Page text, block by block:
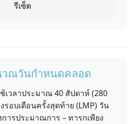
รีเซ็ต
วณวันกำหนดคลอด
เวลาประมาณ 40 สัปดาห์ (280
อบเดือนครั้งสุดท้าย (LMP) วัน
ารประมาณการ – ทารกเพียง